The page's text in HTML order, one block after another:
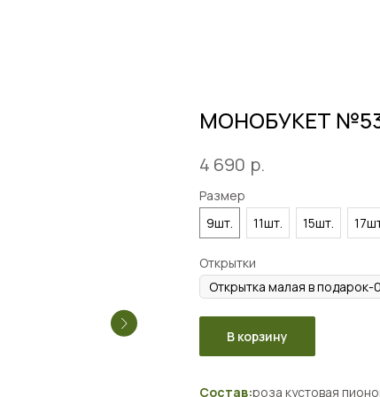
МОНОБУКЕТ
4 690 р.
Размер
9шт.
11шт. 15шт.
Открытки
В корзину
Состав:роза кустовая